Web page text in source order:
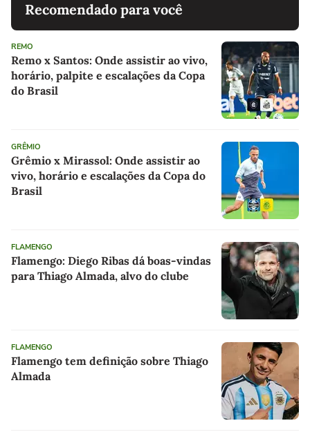
Recomendado para você
REMO
Remo x Santos: Onde assistir ao vivo,
horário, palpite e escalações da Copa
do Brasil
GRÊMIO
Grêmio x Mirassol: Onde assistir ao
vivo, horário e escalações da Copa do
Brasil
FLAMENGO
Flamengo: Diego Ribas dá boas-vindas
para Thiago Almada, alvo do clube
FLAMENGO
Flamengo tem definição sobre Thiago
Almada